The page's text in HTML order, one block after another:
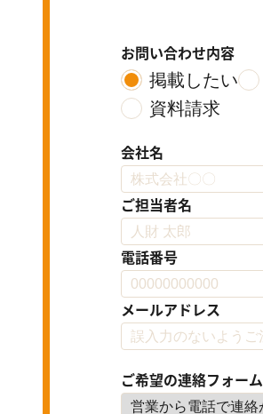
お問い合わせ内容
掲載したい
資料請求
会社名
ご担当者名
電話番号
メールアドレス
ご希望の連絡フォーム